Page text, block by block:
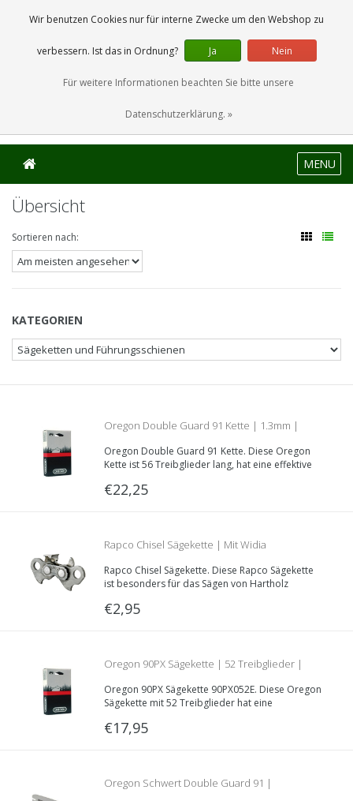
0 Artikel
MENU
Übersicht
Sortieren nach:
KATEGORIEN
Oregon Double Guard 91 Kette | 1.3mm |
3/8LP | 56 Treibglieder | Teilenummer
91VXL056E
Oregon Double Guard 91 Kette. Diese Oregon
Kette ist 56 Treibglieder lang, hat eine effektive
Treibglieddecke und eine 3/8“LP Teilung.
€22,25
Rapco Chisel Sägekette | Mit Widia
gepanzerter Schneider | hält 20-25 mal länger
als eine herkömmliche Sägekette | geeignet
Rapco Chisel Sägekette. Diese Rapco Sägekette
ist besonders für das Sägen von Hartholz
diese Kette 20-25 -mal länger scharf, als eine
€2,95
Oregon 90PX Sägekette | 52 Treibglieder |
1.1mm | 3/8LP | Artikelnummer 90PX052E
Oregon 90PX Sägekette 90PX052E. Diese Oregon
Sägekette mit 52 Treibglieder hat eine
Teilung.
€17,95
Oregon Schwert Double Guard 91 |
Wir benutzen Cookies nur für interne Zwecke um den Webshop zu
verbessern. Ist das in Ordnung? Ja Nein
Für weitere Informationen beachten Sie bitte unsere
Datenschutzerklärung. »